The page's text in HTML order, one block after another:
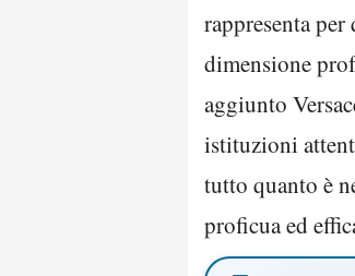
rappresenta
dimensione
aggiunto
istituzioni
tutto quanto è
proficua ed